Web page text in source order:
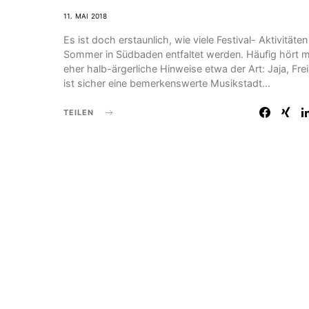
11. MAI 2018
Es ist doch erstaunlich, wie viele Festival- Aktivitäten
Sommer in Südbaden entfaltet werden. Häufig hört
eher halb-ärgerliche Hinweise etwa der Art: Jaja,
ist sicher eine bemerkenswerte Musikstadt…
TEILEN